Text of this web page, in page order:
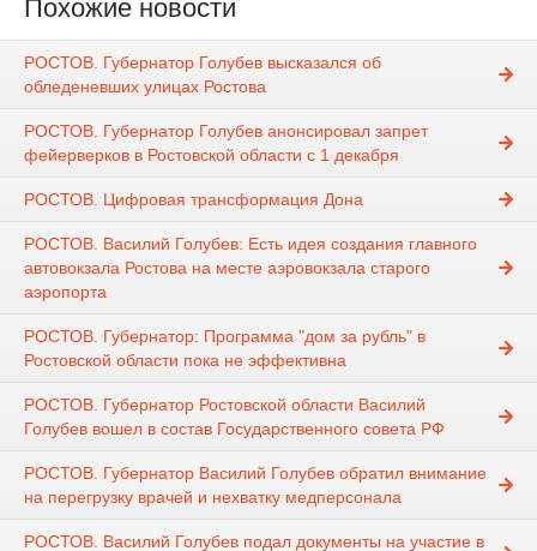
Похожие новости
РОСТОВ. Губернатор Голубев высказался об
обледеневших улицах Ростова
РОСТОВ. Губернатор Голубев анонсировал запрет
фейерверков в Ростовской области с 1 декабря
РОСТОВ. Цифровая трансформация Дона
РОСТОВ. Василий Голубев: Есть идея создания главного
автовокзала Ростова на месте аэровокзала старого
аэропорта
РОСТОВ. Губернатор: Программа "дом за рубль" в
Ростовской области пока не эффективна
РОСТОВ. Губернатор Ростовской области Василий
Голубев вошел в состав Государственного совета РФ
РОСТОВ. Губернатор Василий Голубев обратил внимание
на перегрузку врачей и нехватку медперсонала
РОСТОВ. Василий Голубев подал документы на участие в